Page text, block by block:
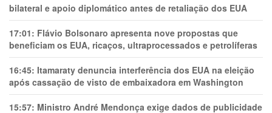
bilateral e apoio diplomático antes de retaliação dos EUA
17:01: Flávio Bolsonaro apresenta nove propostas que
beneficiam os EUA, ricaços, ultraprocessados e petrolíferas
16:45: Itamaraty denuncia interferência dos EUA na eleição
após cassação de visto de embaixadora em Washington
15:57: Ministro André Mendonça exige dados de publicidade